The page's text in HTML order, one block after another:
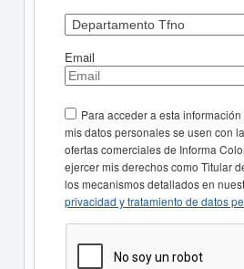
Email
Para acceder a esta
mis datos personales se usen con
ofertas comerciales de Informa
ejercer mis derechos como Titular
los mecanismos detallados en
privacidad y tratamiento de datos